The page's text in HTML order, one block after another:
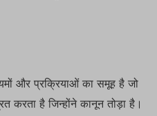
और प्रक्रियाओं का समूह है जो
करता है जिन्होंने कानून तोड़ा है।